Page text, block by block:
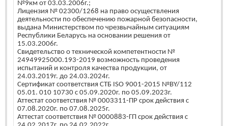
№9км от 03.03.2006г.;
Лицензия № 02300/1268 на право осуществления
деятельности по обеспечению пожарной безопасности,
выдана Министерством по чрезвычайным ситуациям
Республики Беларусь на основании решения от
15.03.2006г.
Свидетельство о технической компетентности №
24949925000.193-2019 возможность проведения
испытаний и контроля качества продукции, от
24.03.2019г. до 24.03.2024г.
Сертификат соответствия СТБ ISO 9001-2015 №BY/112
05.01. 010 10730 с 05.09.2020г. по 05.09.2023г.
Аттестат соответствия № 0003311-ПР срок действия с
07.08.2020г. по 07.08.2025г.
Аттестат соответствия № 0000883-ГП срок действия с